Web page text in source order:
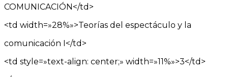
COMUNICACIÓN</td>
<td width=»28%»>Teorías del espectáculo y la
comunicación I</td>
<td style=»text-align: center;» width=»11%»>3</td>